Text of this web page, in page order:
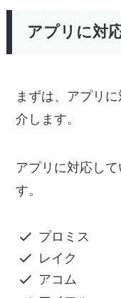
アプリに対
まずは、アプリ
介します。
アプリに対応し
す。
プロミス
レイク
アコム